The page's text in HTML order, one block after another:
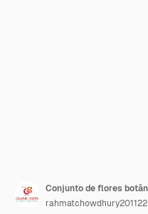
rahmatchowdhury201122